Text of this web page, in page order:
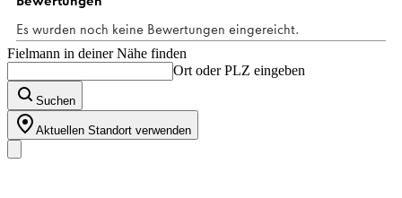
Fielmann in deiner Nähe finden
Ort oder PLZ eingeben
Suchen
Aktuellen Standort verwenden